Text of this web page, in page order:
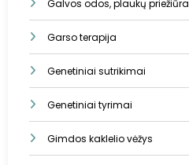
Galvos odos, plaukų priežiūra
Garso terapija
Genetiniai sutrikimai
Genetiniai tyrimai
Gimdos kaklelio vėžys